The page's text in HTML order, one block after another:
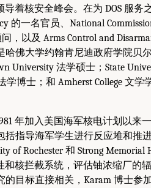
着核安全峰会。在为 DOS 服务
的一名官员、National
，以及 Arms Control and
佛大学约翰肯尼迪政府学院贝
University 法学硕士；State
学博士；和 Amherst College 文
年加入美国海军核电计划以来
指导海军学生进行反应堆和推
of Rochester 和 Strong
和核拦截系统，评估铀浓缩厂的
目标直接相关，Karam 博士参